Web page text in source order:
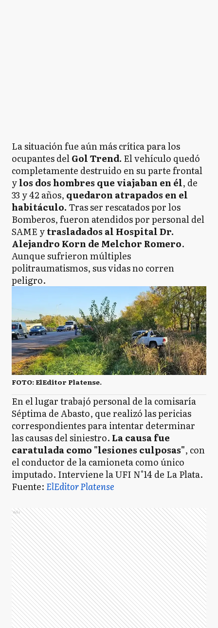
La situación fue aún más crítica para los
ocupantes delGol Trend. El vehículo quedó
completamente destruido en su parte frontal
ylos dos hombres que viajaban en él, de
33 y 42 años, quedaron atrapados en el
habitáculo. Tras ser rescatados por los
Bomberos, fueron atendidos por personal del
SAME ytrasladados al Hospital Dr.
Alejandro Korn de Melchor Romero.
Aunque sufrieron múltiples
politraumatismos, sus vidas no corren
peligro.
FOTO: ElEditor Platense.
En el lugar trabajó personal de la comisaría
Séptima de Abasto, que realizó las pericias
correspondientes para intentar determinar
las causas del siniestro. La causa fue
caratulada como "lesiones culposas", con
el conductor de la camioneta como único
imputado. Interviene la UFI N°14 de La Plata.
Fuente: ElEditor Platense
Ads